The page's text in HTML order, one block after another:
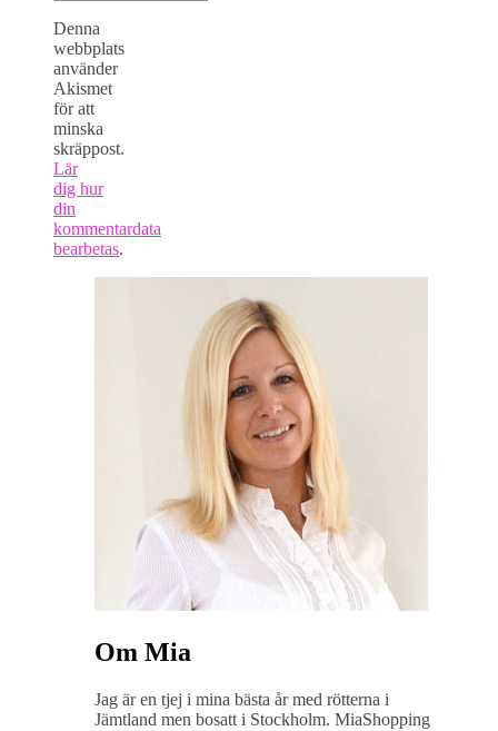
Denna
webbplats
använder
Akismet
för att
minska
skräppost.
Lär
dig hur
din
kommentardata
bearbetas.
Om Mia
Jag är en tjej i mina bästa år med rötterna i
Jämtland men bosatt i Stockholm. MiaShopping